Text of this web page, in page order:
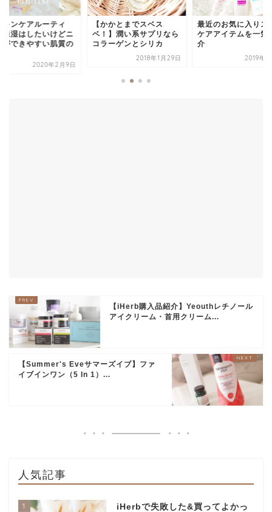
キンケアルーティ
保湿はしたいけどニ
ができやすい肌質の
2020年2月9日
【かかとまでスベス
ベ！】潤い系サプリなら
コラーゲンとシリカ
2018年1月29日
最近のお気に入りス
ケアアイテムを一気
介
2019年4
【iHerb購入品紹介】Yeouthレチノール
アイクリーム・首用クリーム...
【Summer's Eveサマーズイブ】ファ
イブインワン（5 In 1）...
人気記事
1
iHerbで失敗した&買ってよかっ